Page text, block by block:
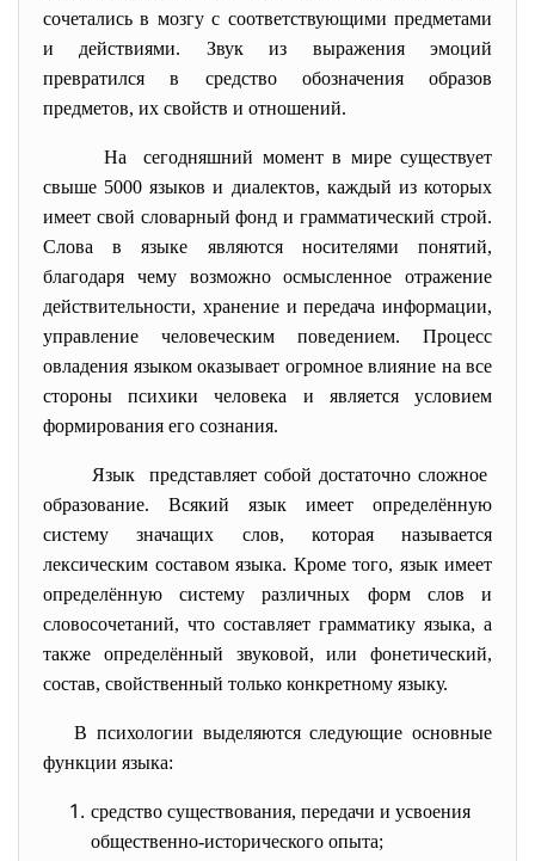
сочетались в мозгу с соответствующими предметами
и действиями. Звук из выражения эмоций
превратился в средство обозначения образов
предметов, их свойств и отношений.
На сегодняшний момент в мире существует
свыше 5000 языков и диалектов, каждый из которых
имеет свой словарный фонд и грамматический строй.
Слова в языке являются носителями понятий,
благодаря чему возможно осмысленное отражение
действительности, хранение и передача информации,
управление человеческим поведением. Процесс
овладения языком оказывает огромное влияние на все
стороны психики человека и является условием
формирования его сознания.
Язык представляет собой достаточно сложное
образование. Всякий язык имеет определённую
систему значащих слов, которая называется
лексическим составом языка. Кроме того, язык имеет
определённую систему различных форм слов и
словосочетаний, что составляет грамматику языка, а
также определённый звуковой, или фонетический,
состав, свойственный только конкретному языку.
В психологии выделяются следующие основные
функции языка:
средство существования, передачи и усвоения
общественно-исторического опыта;